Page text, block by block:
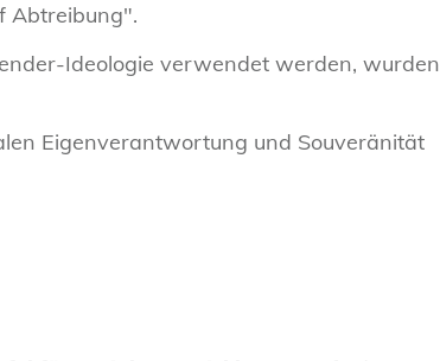
Abtreibung".
Ideologie verwendet werden, wurden
Eigenverantwortung und Souveränität